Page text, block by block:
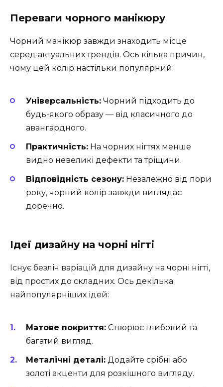
Переваги чорного манікюру
Чорний манікюр завжди знаходить місце
серед актуальних трендів. Ось кілька причин,
чому цей колір настільки популярний:
Універсальність: Чорний підходить до
будь-якого образу — від класичного до
авангардного.
Практичність: На чорних нігтях менше
видно невеликі дефекти та тріщини.
Відповідність сезону: Незалежно від пори
року, чорний колір завжди виглядає
доречно.
Ідеї дизайну на чорні нігті
Існує безліч варіацій для дизайну на чорні нігті,
від простих до складних. Ось декілька
найпопулярніших ідей:
Матове покриття: Створює глибокий та
багатий вигляд.
Металічні деталі: Додайте срібні або
золоті акценти для розкішного вигляду.